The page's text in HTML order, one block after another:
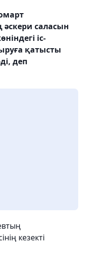
әскери саласын
іс-
қатысты
деп
кезекті